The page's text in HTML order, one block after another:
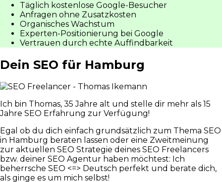
Täglich kostenlose Google-Besucher
Anfragen ohne Zusatzkosten
Organisches Wachstum
Experten-Positionierung bei Google
Vertrauen durch echte Auffindbarkeit
Dein SEO für Hamburg
Ich bin Thomas, 35 Jahre alt und stelle dir mehr als 15
Jahre SEO Erfahrung zur Verfügung!
Egal ob du dich einfach grundsätzlich zum Thema SEO
in Hamburg beraten lassen oder eine Zweitmeinung
zur aktuellen SEO Strategie deines SEO Freelancers
bzw. deiner SEO Agentur haben möchtest: Ich
beherrsche SEO <=> Deutsch perfekt und berate dich,
als ginge es um mich selbst!